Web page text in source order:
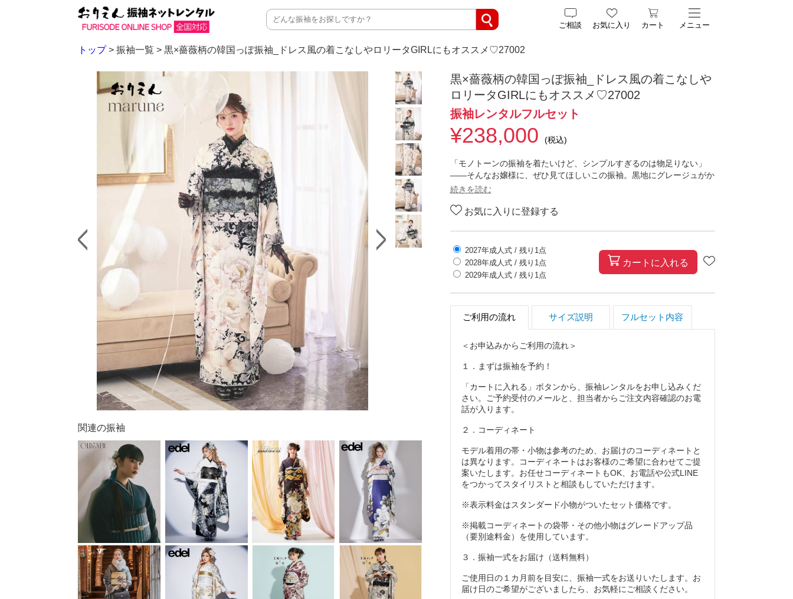
ご相談 お気に入り カート メニュー
トップ> 振袖一覧 > 黒×薔薇柄の韓国っぽ振袖_ドレス風の着こなしやロリータGIRLにもオススメ♡27002
関連の振袖
黒×薔薇柄の韓国っぽ振袖_ドレス風の着こなしや
ロリータGIRLにもオススメ♡27002
振袖レンタルフルセット
¥238,000 (税込)
「モノトーンの振袖を着たいけど、シンプルすぎるのは物足りない」
——そんなお嬢様に、ぜひ見てほしいこの振袖。黒地にグレージュがか
った白の唐草文様と大輪の薔薇が咲き誇るこの振袖は、振袖の上品さを
グレージュホワイトの唐草文様がヨーロピアンな気品を漂わせる柄に、
淡いピンクとオフホワイトの大輪薔薇が主役となる豪華な上前——。ガ
ーリーな存在感を持ちながら、花びらの色の優しい雰囲気を演出しま
す。はたちの集いの会場でも、前撮りの写真でも、どこにいても目を引
く着姿が叶います。
ー黒レースグローブで、今どき感を格上げー
黒いレースのロンググローブとフラワーヘッドドレスを合わせたコーデ
ィネートは、韓国ガーリートレンドと和の美意識が融合したようなスタ
イル。「振袖×グローブ」のSNS映えコーデとしても大人気です。
ースラリと見せる、モノトーンの魔法ー
見せてくれる効果があります。高身長のお嬢様は大輪薔薇のスケール感
が全身に映え、小柄なお嬢様は上半身の黒が引き締め効果を発揮。どん
な体型のお嬢様にも自信を持っておすすめできる振袖です。
ーこんなお嬢様におすすめー
個性的でおしゃれな振袖を探しているお嬢様、ファッション上級者のお
嬢様にぜひ。ネットレンタルはお早めのご予約がおすすめです。
続きを読む
お気に入りに登録する
2027年成人式/ 残り 1 点
2028年成人式/ 残り 1 点
2029年成人式/ 残り 1 点
カートに入れる
ご利用の流れ サイズ説明 フルセット内容
＜お申込みからご利用の流れ＞
１．まずは振袖を予約！
「カートに入れる」ボタンから、振袖レンタルをお申し込みくだ
さい。ご予約受付のメールと、担当者からご注文内容確認のお電
話が入ります。
２．コーディネート
モデル着用の帯・小物は参考のため、お届けのコーディネートと
は異なります。コーディネートはお客様のご希望に合わせてご提
案いたします。お任せコーディネートもOK、お電話や公式LINE
をつかってスタイリストと相談もしていただけます。
※表示料金はスタンダード小物がついたセット価格です。
※掲載コーディネートの袋帯・その他小物はグレードアップ品
（要別途料金）を使用しています。
３．振袖一式をお届け（送料無料）
ご使用日の１カ月前を目安に、振袖一式をお送りいたします。お
届け日のご希望がございましたら、お気軽にご相談ください。